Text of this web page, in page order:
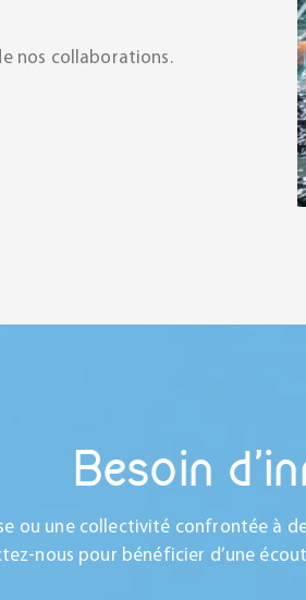
nos collaborations.
Besoin
ou une collectivité confrontée à
nous pour bénéficier d’une